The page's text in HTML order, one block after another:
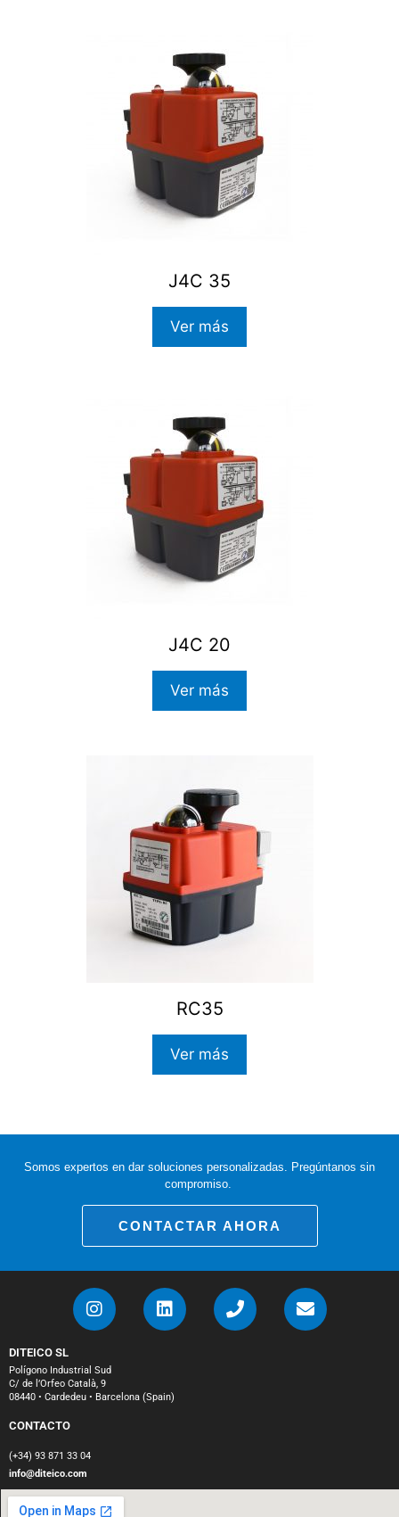
J4C 35
Ver más
J4C 20
Ver más
RC35
Ver más
Somos expertos en dar soluciones personalizadas. Pregúntanos sin
compromiso.
CONTACTAR AHORA
DITEICO SL
Polígono Industrial Sud
C/ de l’Orfeo Català, 9
08440 • Cardedeu • Barcelona (Spain)
CONTACTO
(+34) 93 871 33 04
info@diteico.com